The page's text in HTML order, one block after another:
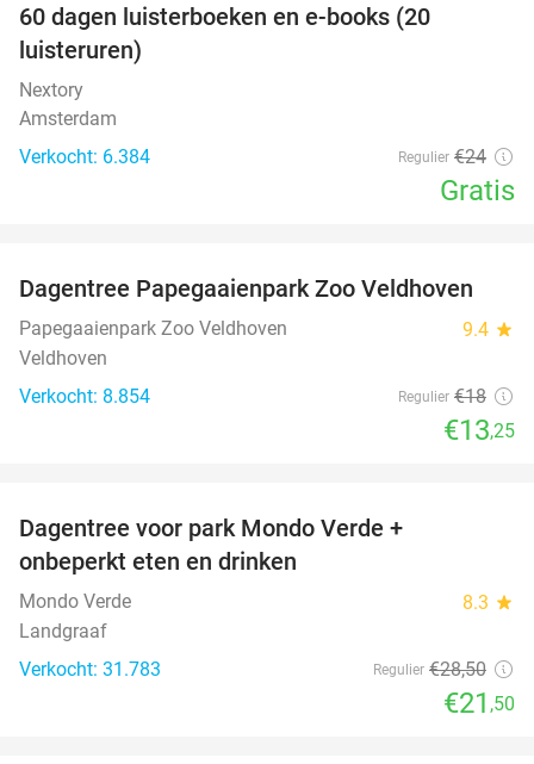
60 dagen luisterboeken en e-books (20
luisteruren)
Nextory
Amsterdam
Verkocht: 6.384
Regulier €24
Gratis
26%
Dagentree Papegaaienpark Zoo Veldhoven
Papegaaienpark Zoo Veldhoven 9.4 star
Veldhoven
Verkocht: 8.854
Regulier €18
€13,25
Dagentree voor park Mondo Verde +
onbeperkt eten en drinken
Mondo Verde 8.3 star
Landgraaf
Verkocht: 31.783
Regulier €28,50
€21 ,50